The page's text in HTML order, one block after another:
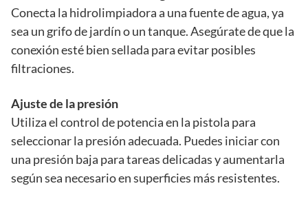
Conecta la hidrolimpiadora a una fuente de agua, ya
sea un grifo de jardín o un tanque. Asegúrate de que la
conexión esté bien sellada para evitar posibles
filtraciones.
Ajuste de la presión
Utiliza el control de potencia en la pistola para
seleccionar la presión adecuada. Puedes iniciar con
una presión baja para tareas delicadas y aumentarla
según sea necesario en superficies más resistentes.